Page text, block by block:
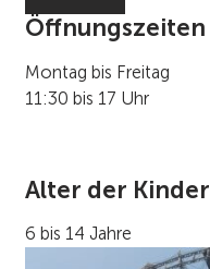
Öffnungszeiten
Montag bis Freitag
11:30 bis 17 Uhr
Alter der Kinder
6 bis 14 Jahre